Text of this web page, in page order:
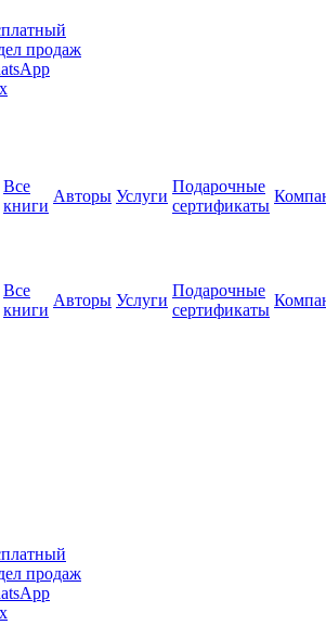
продаж
Все
книги
Авторы Услуги
Подарочные
сертификаты
Все
книги
Авторы Услуги
Подарочные
сертификаты
продаж